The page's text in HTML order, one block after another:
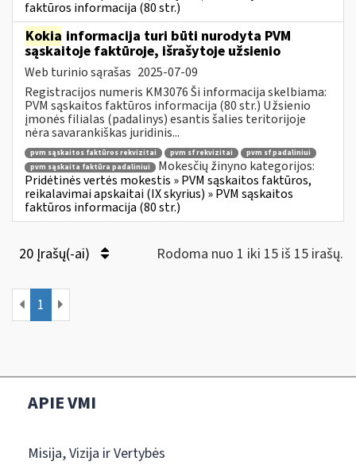
faktūros informacija (80 str.)
Kokia informacija turi būti nurodyta PVM
sąskaitoje faktūroje, išrašytoje užsienio
Web turinio sąrašas 2025-07-09
Registracijos numeris KM3076 Ši informacija skelbiama:
PVM sąskaitos faktūros informacija (80 str.) Užsienio
įmonės filialas (padalinys) esantis šalies teritorijoje
nėra savarankiškas juridinis...
pvm sąskaitos faktūros rekvizitai pvm sf rekvizitai
pvm sf padaliniui
pvm sąskaita faktūra padaliniui
Mokesčių žinyno kategorijos:
Pridėtinės vertės mokestis » PVM sąskaitos faktūros,
reikalavimai apskaitai (IX skyrius) » PVM sąskaitos
faktūros informacija (80 str.)
20 Įrašų(-ai) Rodoma nuo 1 iki 15 iš 15 irašų.
1
APIE VMI
Misija, Vizija ir Vertybės